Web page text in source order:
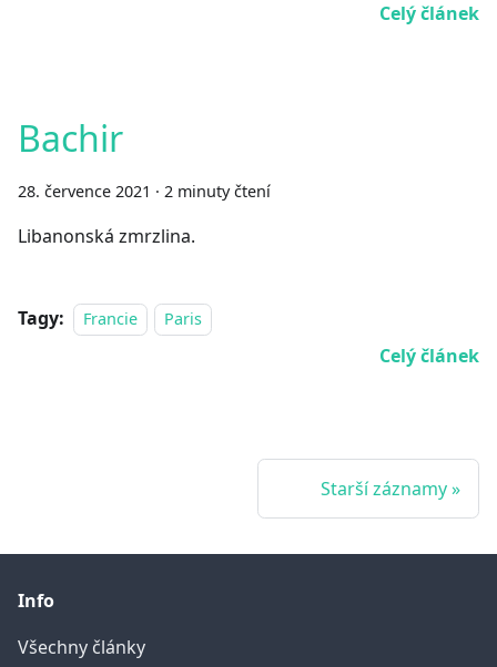
Celý článek
Bachir
28. července 2021 · 2 minuty čtení
Libanonská zmrzlina.
Tagy: Francie Paris
Celý článek
Starší záznamy
Info
Všechny články